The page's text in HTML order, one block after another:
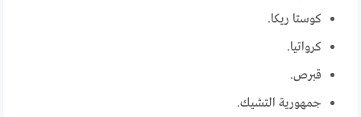
كوستا ريكا.
كرواتيا.
قبرص.
جمهورية التشيك.